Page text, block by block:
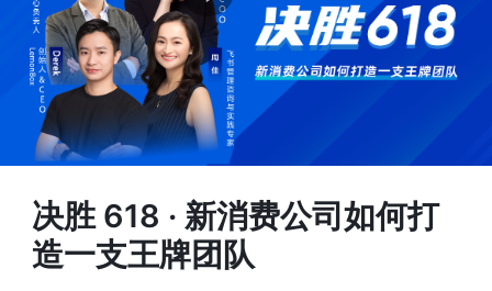
决胜 618 · 新消费公司如何打
造一支王牌团队